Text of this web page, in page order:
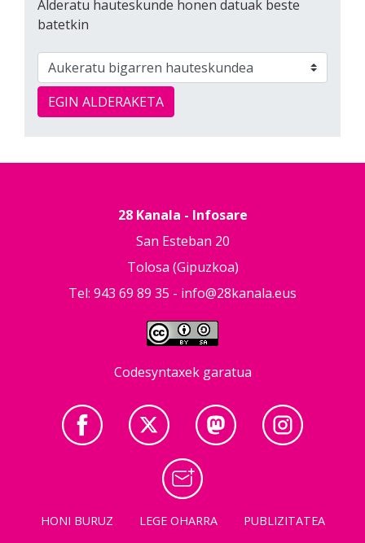
Alderatu hauteskunde honen datuak beste
batetkin
EGIN ALDERAKETA
28 Kanala - Infosare
San Esteban 20
Tolosa (Gipuzkoa)
Tel: 943 69 89 35 - info@28kanala.eus
Codesyntaxek garatua
HONI BURUZ LEGE OHARRA PUBLIZITATEA